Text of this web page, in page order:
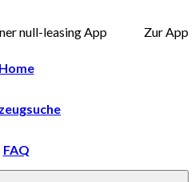
null-leasing App Zur App
Home
FAQ